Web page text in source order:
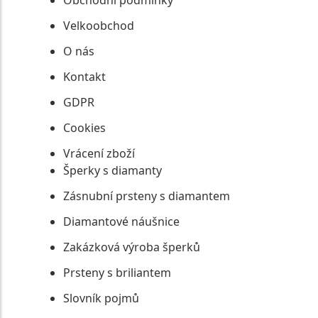
Velkoobchod
O nás
Kontakt
GDPR
Cookies
Vrácení zboží
Šperky s diamanty
Zásnubní prsteny s diamantem
Diamantové náušnice
Zakázková výroba šperků
Prsteny s briliantem
Slovník pojmů